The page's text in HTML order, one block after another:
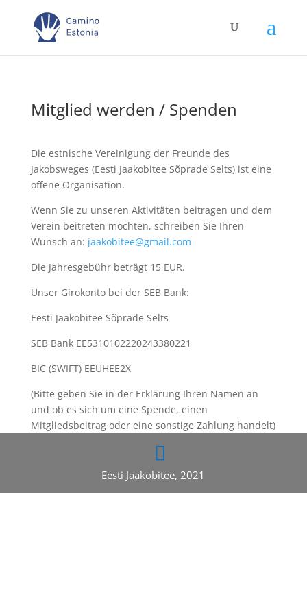
Mitglied werden / Spenden
Die estnische Vereinigung der Freunde des
Jakobsweges (Eesti Jaakobitee Sõprade Selts) ist eine
offene Organisation.
Wenn Sie zu unseren Aktivitäten beitragen und dem
Verein beitreten möchten, schreiben Sie Ihren
Wunsch an: jaakobitee@gmail.com
Die Jahresgebühr beträgt 15 EUR.
Unser Girokonto bei der SEB Bank:
Eesti Jaakobitee Sõprade Selts
SEB Bank EE5310102220243380221
BIC (SWIFT) EEUHEE2X
(Bitte geben Sie in der Erklärung Ihren Namen an
und ob es sich um eine Spende, einen
Mitgliedsbeitrag oder eine sonstige Zahlung handelt)
Eesti Jaakobitee, 2021